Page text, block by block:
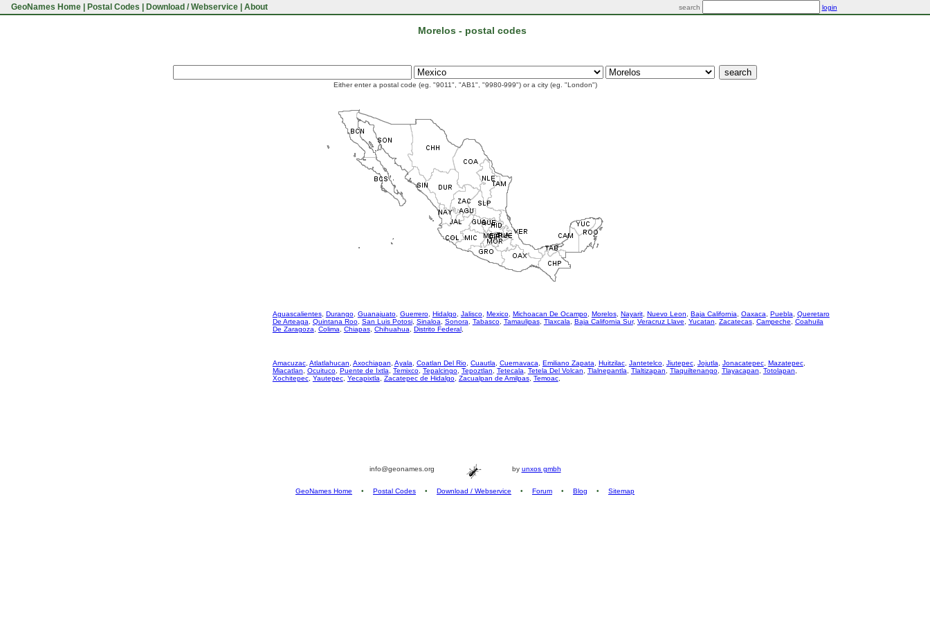
GeoNames Home Postal Codes Download / Webservice About search login
Morelos - postal codes
Either enter a postal code (eg. "9011", "AB1", "9980-999") or a city (eg. "London")
Aguascalientes, Durango, Guanajuato, Guerrero, Hidalgo, Jalisco, Mexico, Michoacan De Ocampo, Morelos, Nayarit, Nuevo Leon Baja California Oaxaca Puebla
Queretaro
De Arteaga
Quintana Roo, San Luis Potosi, Sinaloa Sonora Tabasco, Tamaulipas, Tlaxcala Baja California Sur, Veracruz Llave Yucatan Zacatecas, Campeche
Coahuila
De Zaragoza
Colima Chiapas, Chihuahua Distrito Federal,
Amacuzac, Atlatlahucan Axochiapan Ayala Coatlan Del Rio, Cuautla Cuernavaca Emiliano Zapata Huitzilac, Jantetelco, Jiutepec, Jojutla Jonacatepec, Mazatepec,
Miacatlan
Ocuituco, Puente de Ixtla Temixco, Tepalcingo, Tepoztlan Tetecala Tetela Del Volcan Tlalnepantla Tlaltizapan Tlaquiltenango, Tlayacapan Totolapan
Xochitepec, Yautepec, Yecapixtla Zacatepec de Hidalgo, Zacualpan de Amilpas, Temoac,
info@geonames.org by unxos gmbh
GeoNames Home • Postal Codes • Download / Webservice • Forum • Blog • Sitemap